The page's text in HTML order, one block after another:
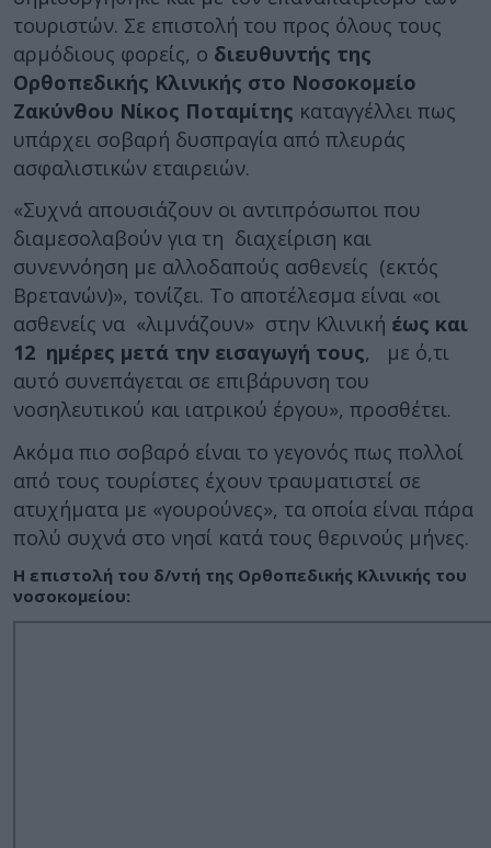
τουριστών. Σε επιστολή του προς όλους τους
αρμόδιους φορείς, ο διευθυντής της
Ορθοπεδικής Κλινικής στο Νοσοκομείο
Ζακύνθου Νίκος Ποταμίτης καταγγέλλει πως
υπάρχει σοβαρή δυσπραγία από πλευράς
ασφαλιστικών εταιρειών.
«Συχνά απουσιάζουν οι αντιπρόσωποι που
διαμεσολαβούν για τη διαχείριση και
συνεννόηση με αλλοδαπούς ασθενείς (εκτός
Βρετανών)», τονίζει. Το αποτέλεσμα είναι «οι
ασθενείς να «λιμνάζουν» στην Κλινική έως και
12 ημέρες μετά την εισαγωγή τους, με ό,τι
αυτό συνεπάγεται σε επιβάρυνση του
νοσηλευτικού και ιατρικού έργου», προσθέτει.
Ακόμα πιο σοβαρό είναι το γεγονός πως πολλοί
από τους τουρίστες έχουν τραυματιστεί σε
ατυχήματα με «γουρούνες», τα οποία είναι πάρα
πολύ συχνά στο νησί κατά τους θερινούς μήνες.
Η επιστολή του δ/ντή της Ορθοπεδικής Κλινικής του
νοσοκομείου: